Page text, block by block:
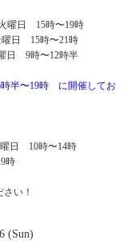
曜日 15時〜19時
日 15時〜21時
日 9時〜12時半
半〜19時 に開催してお
日 10時〜14時
時
い！
(Sun)